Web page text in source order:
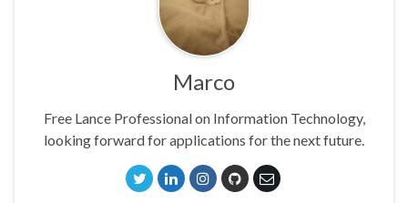
Marco
Free Lance Professional on Information Technology,
looking forward for applications for the next future.